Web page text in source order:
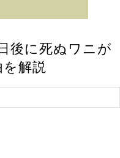
後に死ぬワニが
解説